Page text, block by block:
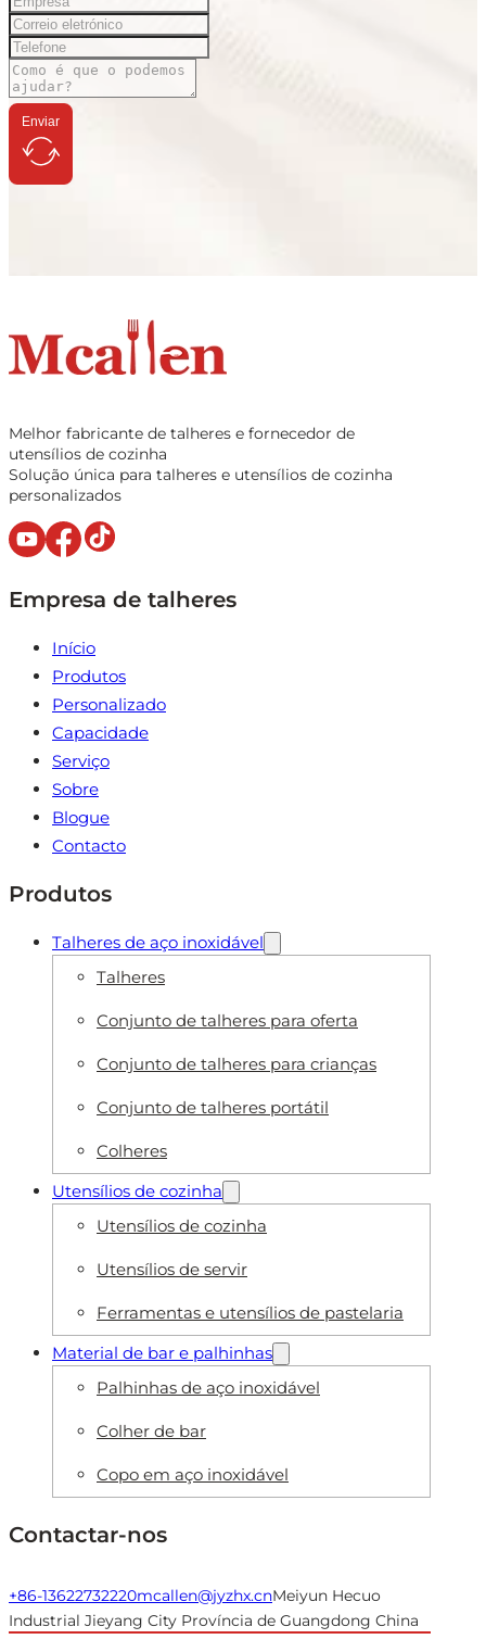
Enviar
Melhor fabricante de talheres e fornecedor de
utensílios de cozinha
Solução única para talheres e utensílios de cozinha
personalizados
Empresa de talheres
Início
Produtos
Personalizado
Capacidade
Serviço
Sobre
Blogue
Contacto
Produtos
Talheres de aço inoxidável
Talheres
Conjunto de talheres para oferta
Conjunto de talheres para crianças
Conjunto de talheres portátil
Colheres
Utensílios de cozinha
Utensílios de cozinha
Utensílios de servir
Ferramentas e utensílios de pastelaria
Material de bar e palhinhas
Palhinhas de aço inoxidável
Colher de bar
Copo em aço inoxidável
Contactar-nos
+86-13622732220mcallen@jyzhx.cnMeiyun Hecuo
Industrial Jieyang City Província de Guangdong China